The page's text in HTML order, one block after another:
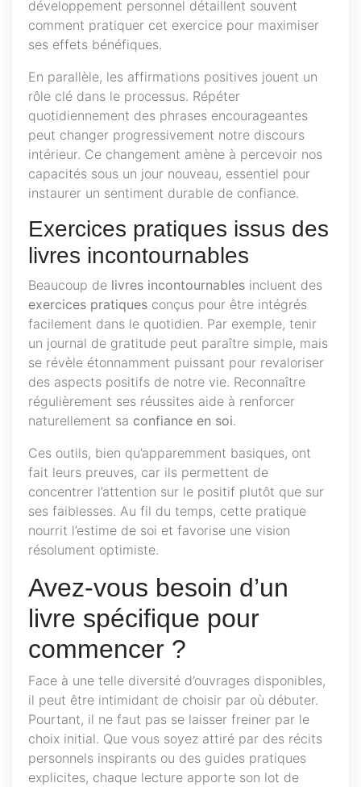
développement personnel détaillent souvent
comment pratiquer cet exercice pour maximiser
ses effets bénéfiques.
En parallèle, les affirmations positives jouent un
rôle clé dans le processus. Répéter
quotidiennement des phrases encourageantes
peut changer progressivement notre discours
intérieur. Ce changement amène à percevoir nos
capacités sous un jour nouveau, essentiel pour
instaurer un sentiment durable de confiance.
Exercices pratiques issus des
livres incontournables
Beaucoup de livres incontournables incluent des
exercices pratiques conçus pour être intégrés
facilement dans le quotidien. Par exemple, tenir
un journal de gratitude peut paraître simple, mais
se révèle étonnamment puissant pour revaloriser
des aspects positifs de notre vie. Reconnaître
régulièrement ses réussites aide à renforcer
naturellement sa confiance en soi.
Ces outils, bien qu’apparemment basiques, ont
fait leurs preuves, car ils permettent de
concentrer l’attention sur le positif plutôt que sur
ses faiblesses. Au fil du temps, cette pratique
nourrit l’estime de soi et favorise une vision
résolument optimiste.
Avez-vous besoin d’un
livre spécifique pour
commencer ?
Face à une telle diversité d’ouvrages disponibles,
il peut être intimidant de choisir par où débuter.
Pourtant, il ne faut pas se laisser freiner par le
choix initial. Que vous soyez attiré par des récits
personnels inspirants ou des guides pratiques
explicites, chaque lecture apporte son lot de